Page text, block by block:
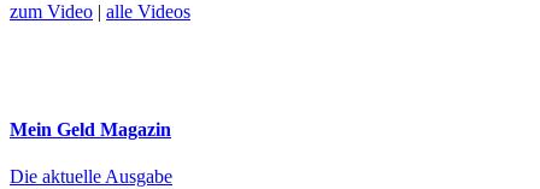
zum Video | alle Videos
Mein Geld Magazin
Die aktuelle Ausgabe